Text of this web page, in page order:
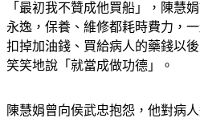
永逸，保養、維修都耗時費力，
扣掉加油錢、買給病人的藥錢以
笑笑地說「就當成做功德」。
好一點？但侯武忠就是放心不下